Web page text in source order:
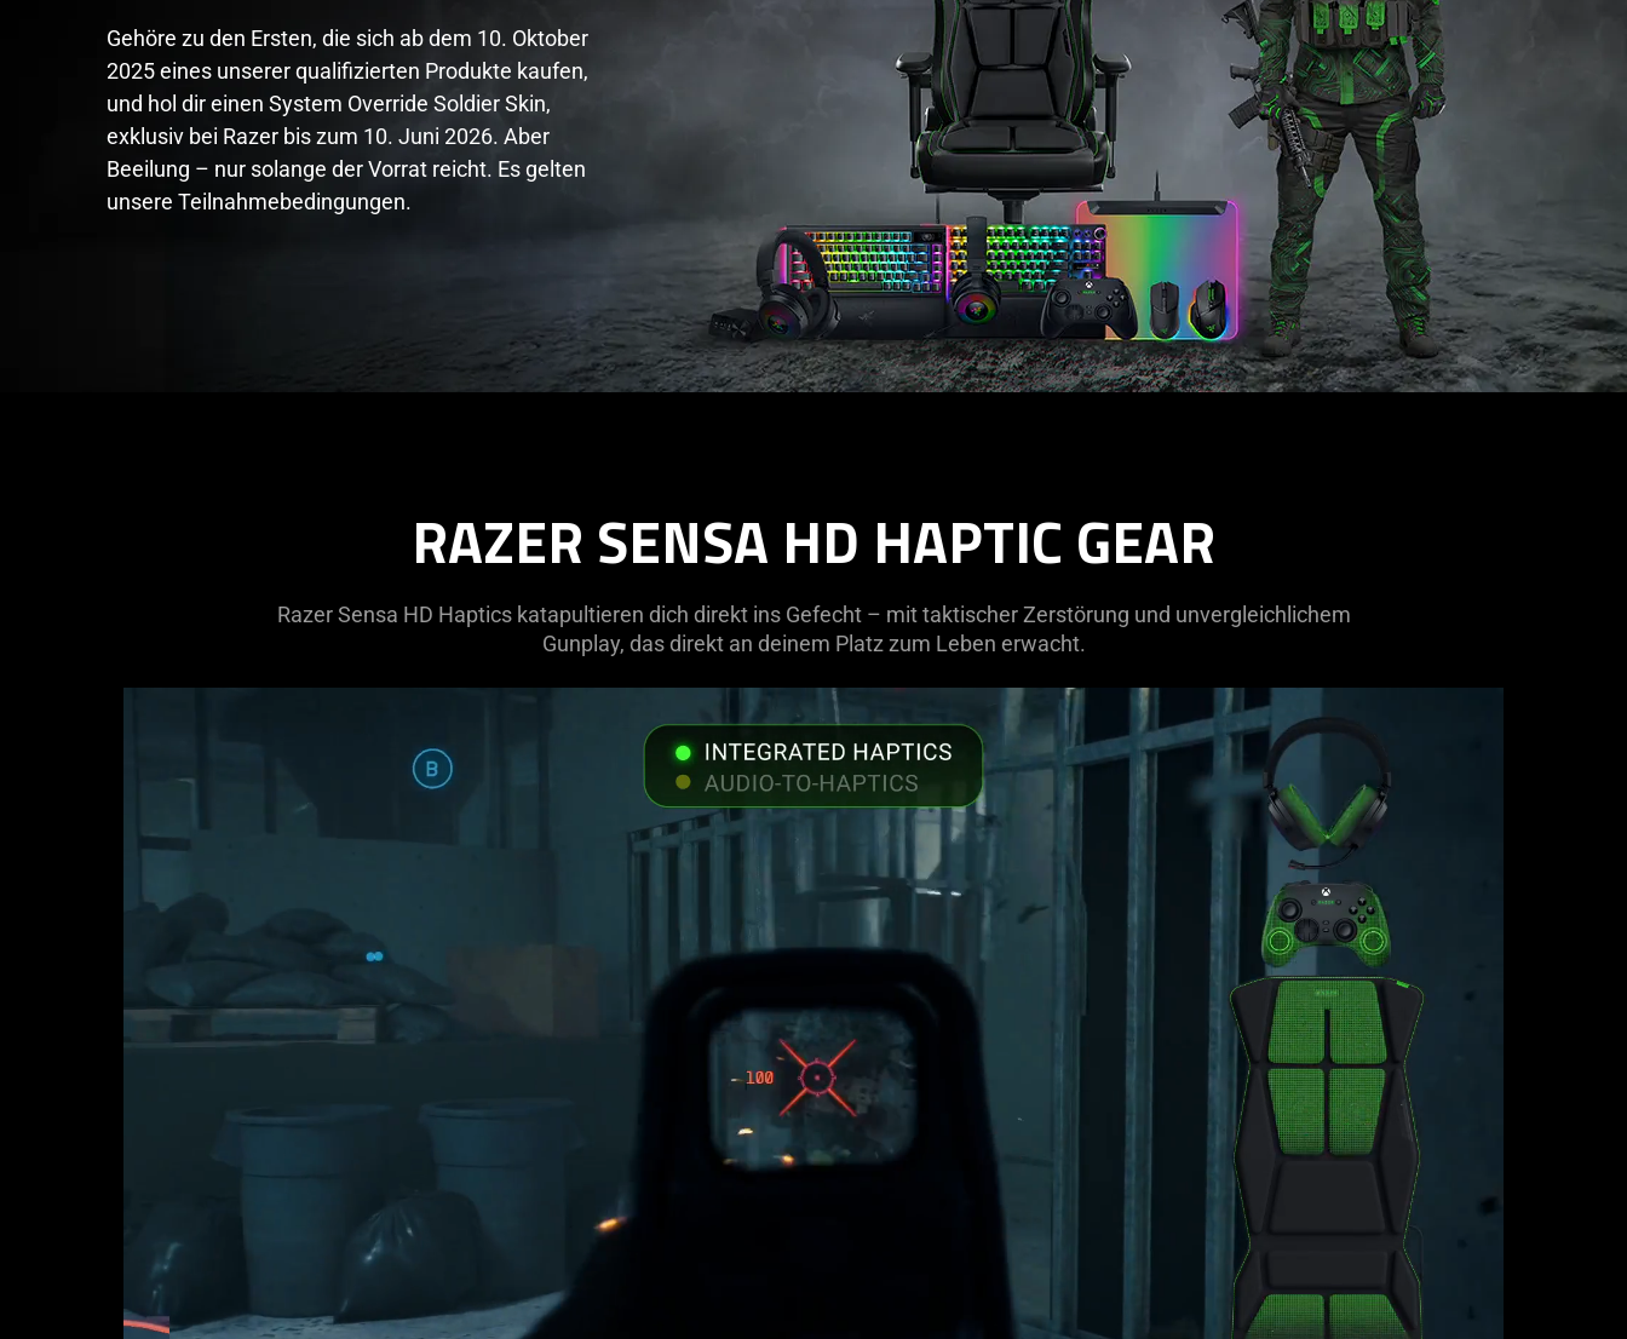
Gehöre zu den Ersten, die sich ab dem 10. Oktober
2025 eines unserer qualifizierten Produkte kaufen,
und hol dir einen System Override Soldier Skin,
exklusiv bei Razer bis zum 10. Juni 2026. Aber
Beeilung – nur solange der Vorrat reicht. Es gelten
unsere Teilnahmebedingungen.
RAZER SENSA HD HAPTIC GEAR
Razer Sensa HD Haptics katapultieren dich direkt ins Gefecht – mit taktischer Zerstörung und unvergleichlichem
Gunplay, das direkt an deinem Platz zum Leben erwacht.